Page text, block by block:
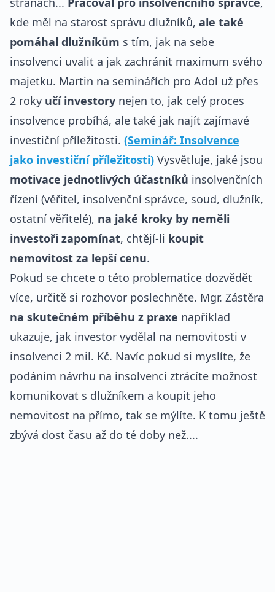
kde měl na starost správu dlužníků, ale také
pomáhal dlužníkům s tím, jak na sebe
insolvenci uvalit a jak zachránit maximum svého
majetku. Martin na seminářích pro Adol už přes
2 roky učí investory nejen to, jak celý proces
insolvence probíhá, ale také jak najít zajímavé
investiční příležitosti. (Seminář: Insolvence
jako investiční příležitosti) Vysvětluje, jaké jsou
motivace jednotlivých účastníků insolvenčních
řízení (věřitel, insolvenční správce, soud, dlužník,
ostatní věřitelé), na jaké kroky by neměli
investoři zapomínat, chtějí-li koupit
nemovitost za lepší cenu.
Pokud se chcete o této problematice dozvědět
více, určitě si rozhovor poslechněte. Mgr. Zástěra
na skutečném příběhu z praxe například
ukazuje, jak investor vydělal na nemovitosti v
insolvenci 2 mil. Kč. Navíc pokud si myslíte, že
podáním návrhu na insolvenci ztrácíte možnost
komunikovat s dlužníkem a koupit jeho
nemovitost na přímo, tak se mýlíte. K tomu ještě
zbývá dost času až do té doby než....